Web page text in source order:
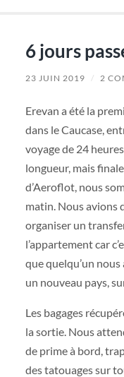
6 jours
23 JUIN 2019 / 2
Erevan a été la
dans le Caucase,
voyage de 24
longueur, mais
d’Aeroflot, nous
matin. Nous avions
organiser un
l’appartement car
que quelqu’un
un nouveau pays,
Les bagages
la sortie. Nous
de prime à bord,
des tatouages sur